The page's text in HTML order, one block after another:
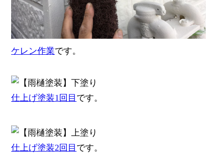
ケレン作業です。
仕上げ塗装1回目 です。
仕上げ塗装2回目 です。